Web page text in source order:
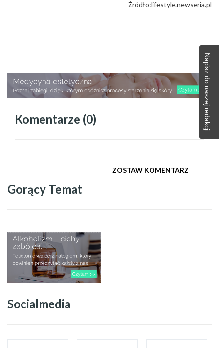
Źródło:lifestyle.newseria.pl
Komentarze (0)
ZOSTAW KOMENTARZ
Gorący Temat
Socialmedia
Napisz do naszej redakcji